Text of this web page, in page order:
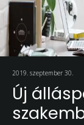
2019. szeptember 30.
Új